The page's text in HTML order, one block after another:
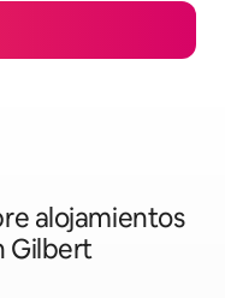
alojamientos
Gilbert